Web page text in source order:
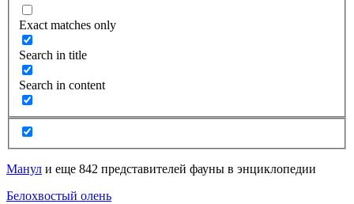
Exact matches only
Search in title
Search in content
Манул и еще 842 представителей фауны в энциклопедии
Белохвостый олень